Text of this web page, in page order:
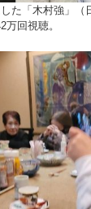
た「木村強」（
万回視聴。